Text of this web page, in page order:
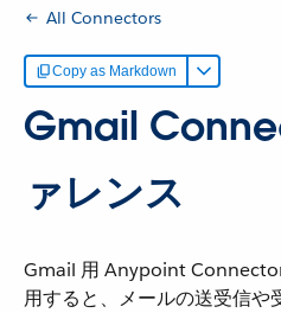
All Connectors
Copy as Markdown
Gmail
ァレンス
Gmail 用 Anypoint
用すると、メールの送受信や